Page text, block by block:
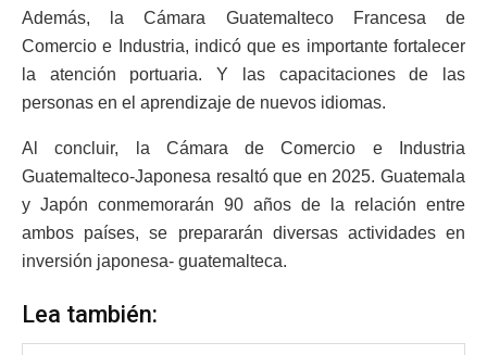
Además, la Cámara Guatemalteco Francesa de
Comercio e Industria, indicó que es importante fortalecer
la atención portuaria. Y las capacitaciones de las
personas en el aprendizaje de nuevos idiomas.
Al concluir, la Cámara de Comercio e Industria
Guatemalteco-Japonesa resaltó que en 2025. Guatemala
y Japón conmemorarán 90 años de la relación entre
ambos países, se prepararán diversas actividades en
inversión japonesa- guatemalteca.
Lea también: